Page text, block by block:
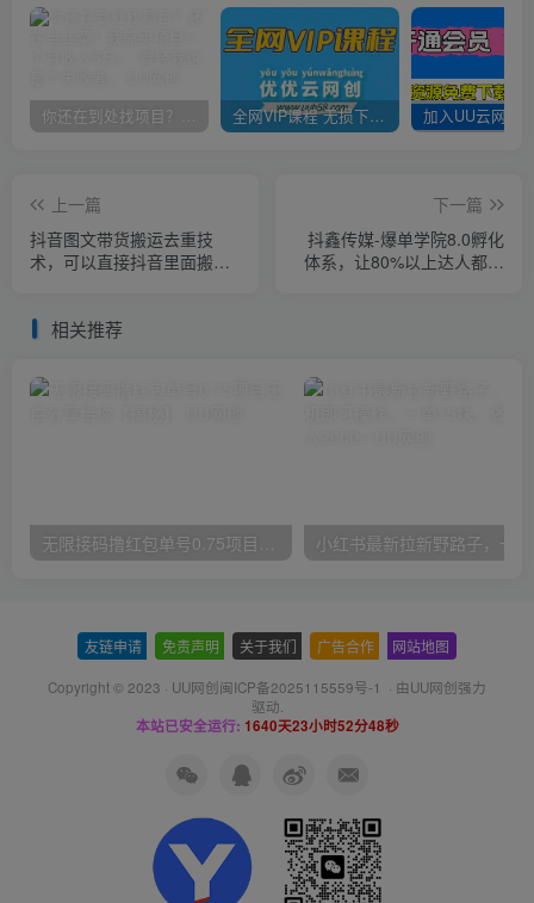
你还在到处找项目？还在当韭菜？我靠卖项目一个月收入5万+，曾经我也是个失败者。 全网VIP课程 无损下载~
上一篇
抖音图文带货搬运去重技
术，可以直接抖音里面搬运
下一篇
抖鑫传媒-爆单学院8.0孵化
体系，让80%以上达人都能
相关推荐
无限接码撸红包单号0.75项目无偿分享给你【揭秘】
友链申请 免责声明 关于我们 广告合作 网站地图
Copyright © 2023 · UU网创闽ICP备2025115559号-1 · 由UU网创强力
驱动.
本站已安全运行: 1640天23小时52分49秒